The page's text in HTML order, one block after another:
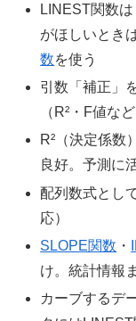
LINEST関数
がほしいとき
数を使う
引数「補正」
（R²・F値な
R²（決定係数
良好。予測に
配列数式とし
応）
SLOPE関数 ・
け。統計情報
カーブするデ